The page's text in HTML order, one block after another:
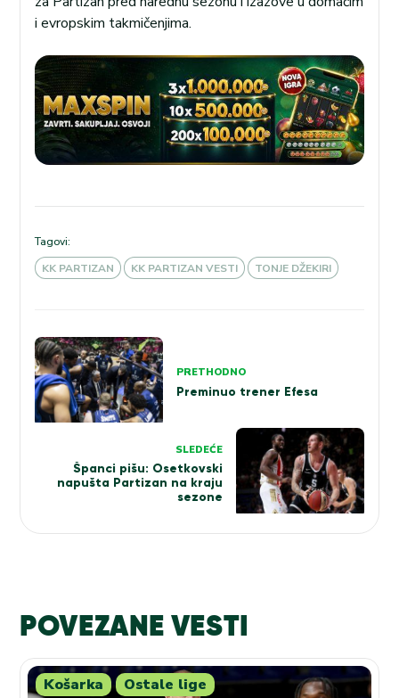
i evropskim takmičenjima.
Tagovi:
KK PARTIZAN
KK PARTIZAN VESTI TONJE DŽEKIRI
Kretanje
članka
PRETHODNO
Preminuo trener Efesa
SLEDEĆE
Španci pišu: Osetkovski
napušta Partizan na kraju
sezone
POVEZANE VESTI
Košarka Ostale lige